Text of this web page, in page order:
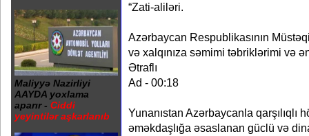
Maliyyə Nazirliyi
AAYDA yoxlama
aparır - Ciddi
yeyintilər aşkarlanıb
“Zati-aliləri.
Azərbaycan Respublikasının
və xalqınıza səmimi təbriklərimi və
Ətraflı
Ad - 00:18
Yunanıstan Azərbaycanla qarşılıqlı
əməkdaşlığa əsaslanan güclü və